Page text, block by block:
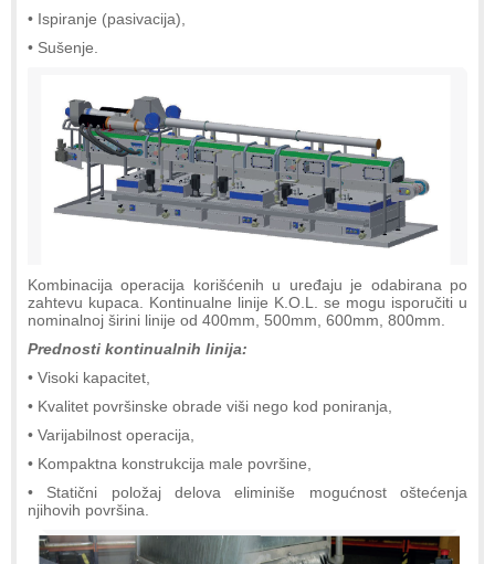
• Ispiranje (pasivacija),
• Sušenje.
Kombinacija operacija korišćenih u uređaju je odabirana po
zahtevu kupaca. Kontinualne linije K.O.L. se mogu isporučiti u
nominalnoj širini linije od 400mm, 500mm, 600mm, 800mm.
Prednosti kontinualnih linija:
• Visoki kapacitet,
• Kvalitet površinske obrade viši nego kod poniranja,
• Varijabilnost operacija,
• Kompaktna konstrukcija male površine,
• Statični položaj delova eliminiše mogućnost oštećenja
njihovih površina.